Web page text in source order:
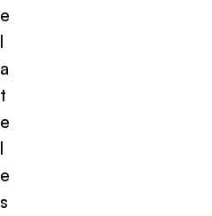
e
l
a
t
e
l
e
s